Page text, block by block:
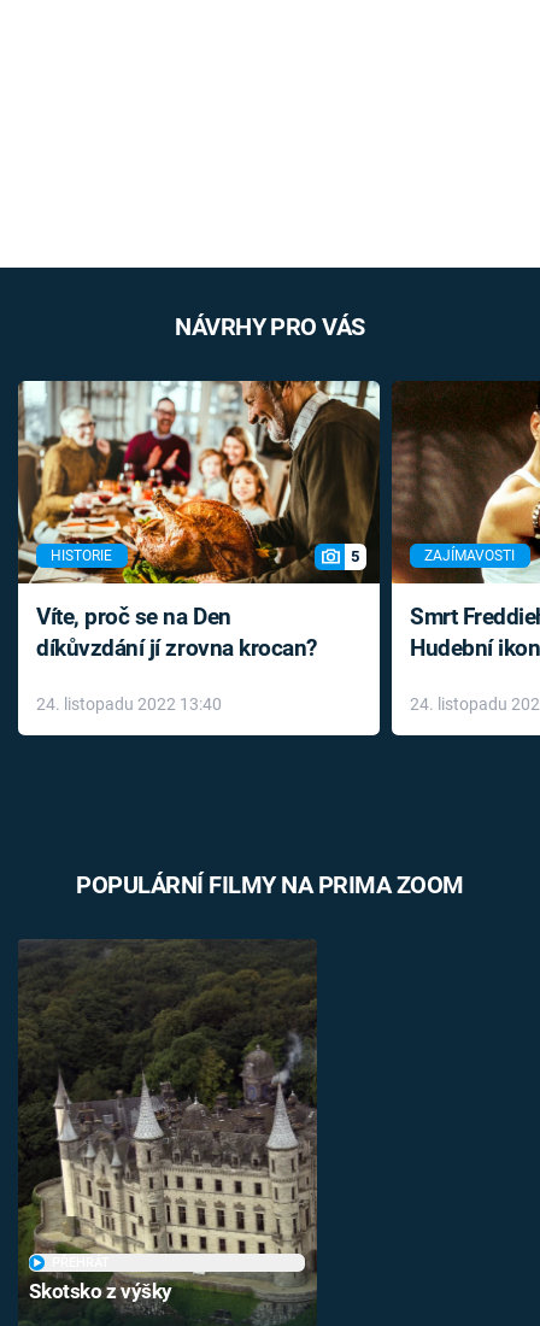
NÁVRHY PRO VÁS
HISTORIE 5
Víte, proč se na Den
díkůvzdání jí zrovna krocan?
24. listopadu 2022 13:40
ZAJÍMAVOSTI
Smrt
Hudební
léky
24. listopadu
POPULÁRNÍ FILMY NA PRIMA ZOOM
Skotsko z výšky